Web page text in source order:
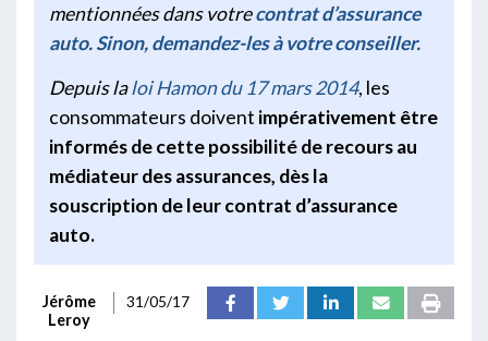
mentionnées dans votrecontrat d’assurance
auto. Sinon, demandez-les à votre conseiller.
Depuis laloi Hamon du 17 mars 2014, les
consommateurs doivent impérativement être
informés de cette possibilité de recours au
médiateur des assurances, dès la
souscription de leur contrat d’assurance
auto.
Jérôme
Leroy
31/05/17